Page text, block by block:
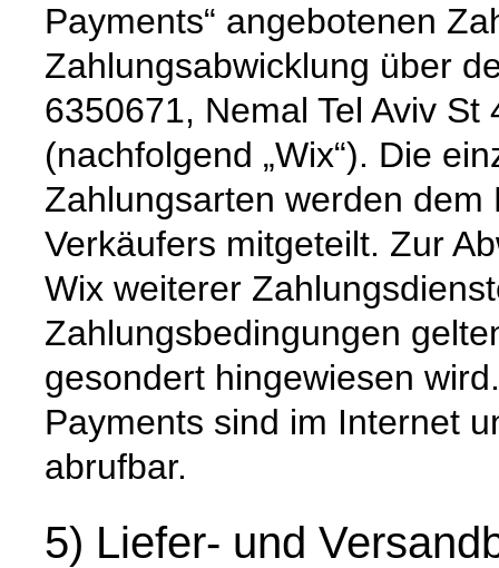
Payments“ angebotenen
Zahlungsabwicklung über
6350671, Nemal Tel Aviv St
(nachfolgend „Wix“). Die
Zahlungsarten werden
Verkäufers mitgeteilt. Zur
Wix weiterer
Zahlungsbedingungen
gesondert hingewiesen
Payments sind im Internet
abrufbar.
5) Liefer- und